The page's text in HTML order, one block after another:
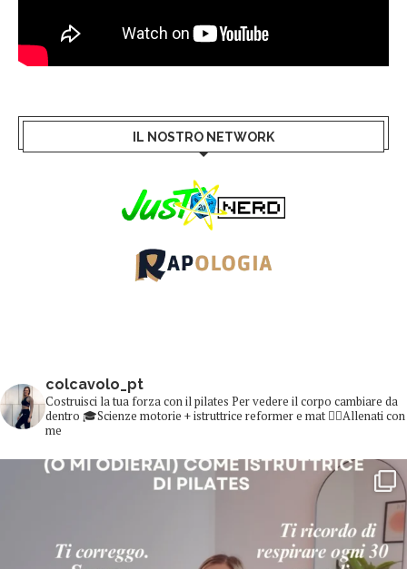
IL NOSTRO NETWORK
colcavolo_pt
Costruisci la tua forza con il pilates Per vedere il corpo cambiare da
dentro 🎓Scienze motorie + istruttrice reformer e mat 👇🏻Allenati con
me